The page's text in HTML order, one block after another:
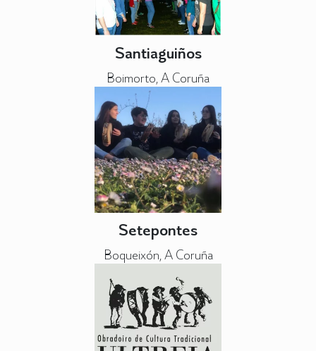
Santiaguiños
Boimorto, A Coruña
Setepontes
Boqueixón, A Coruña